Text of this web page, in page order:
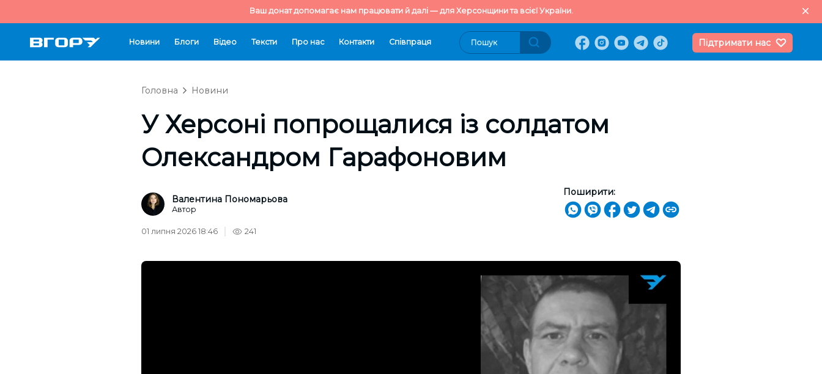
Ваш донат допомагає нам працювати й далі — для Херсонщини та всієї України.
Новини Блоги Відео Тексти Про нас Контакти Cпівпраця Підтримати нас
Головна Новини
У Херсоні попрощалися із солдатом
Олександром Гарафоновим
Валентина Пономарьова
Автор
Поширити:
01 липня 2026 18:46 241